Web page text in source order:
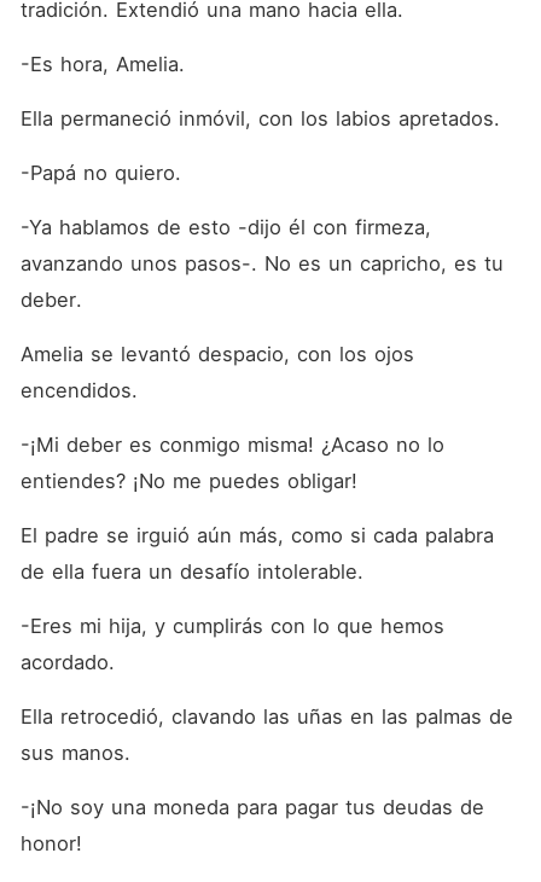
tradición. Extendió una mano hacia ella.
-Es hora, Amelia.
Ella permaneció inmóvil, con los labios apretados.
-Papá no quiero.
-Ya hablamos de esto -dijo él con firmeza,
avanzando unos pasos-. No es un capricho, es tu
deber.
Amelia se levantó despacio, con los ojos
encendidos.
-¡Mi deber es conmigo misma! ¿Acaso no lo
entiendes? ¡No me puedes obligar!
El padre se irguió aún más, como si cada palabra
de ella fuera un desafío intolerable.
-Eres mi hija, y cumplirás con lo que hemos
acordado.
Ella retrocedió, clavando las uñas en las palmas de
sus manos.
-¡No soy una moneda para pagar tus deudas de
honor!